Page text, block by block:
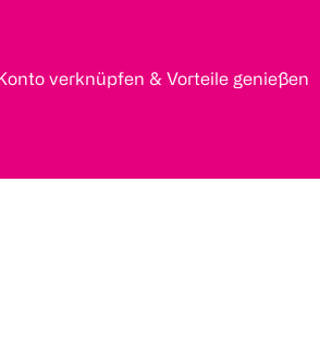
verknüpfen & Vorteile genießen